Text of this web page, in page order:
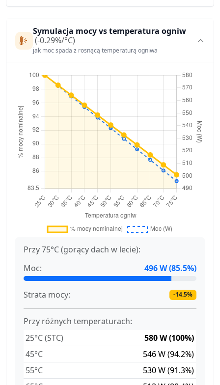
Symulacja mocy vs temperatura ogniw
(-0.29%/°C)
jak moc spada z rosnącą temperaturą ogniwa
Przy 75°C (gorący dach w lecie):
Moc:
496 W (85.5%)
Strata mocy: -14.5%
Przy różnych temperaturach:
25°C (STC)
580 W (100%)
45°C
546 W (94.2%)
55°C
530 W (91.3%)